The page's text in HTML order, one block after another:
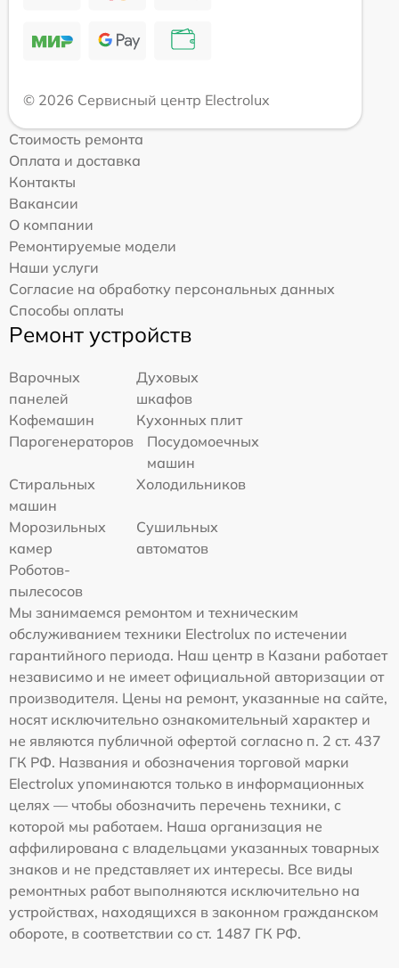
© 2026 Сервисный центр Electrolux
Стоимость ремонта
Оплата и доставка
Контакты
Вакансии
О компании
Ремонтируемые модели
Наши услуги
Согласие на обработку персональных данных
Способы оплаты
Ремонт устройств
Варочных
панелей
Духовых
шкафов
Кофемашин
Кухонных плит
Парогенераторов
Посудомоечных
машин
Стиральных
машин
Холодильников
Морозильных
камер
Сушильных
автоматов
Роботов-
пылесосов
Мы занимаемся ремонтом и техническим
обслуживанием техники Electrolux по истечении
гарантийного периода. Наш центр в Казани работает
независимо и не имеет официальной авторизации от
производителя. Цены на ремонт, указанные на сайте,
носят исключительно ознакомительный характер и
не являются публичной офертой согласно п. 2 ст. 437
ГК РФ. Названия и обозначения торговой марки
Electrolux упоминаются только в информационных
целях — чтобы обозначить перечень техники, с
которой мы работаем. Наша организация не
аффилирована с владельцами указанных товарных
знаков и не представляет их интересы. Все виды
ремонтных работ выполняются исключительно на
устройствах, находящихся в законном гражданском
обороте, в соответствии со ст. 1487 ГК РФ.